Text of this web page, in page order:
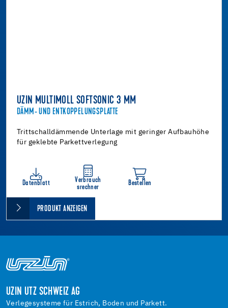
UZIN MULTIMOLL SOFTSONIC 3 MM
DÄMM- UND ENTKOPPELUNGSPLATTE
Trittschalldämmende Unterlage mit geringer Aufbauhöhe
für geklebte Parkettverlegung
Datenblatt
Verbrauch
srechner
Bestellen
PRODUKT ANZEIGEN
UZIN UTZ SCHWEIZ AG
Verlegesysteme für Estrich, Boden und Parkett.